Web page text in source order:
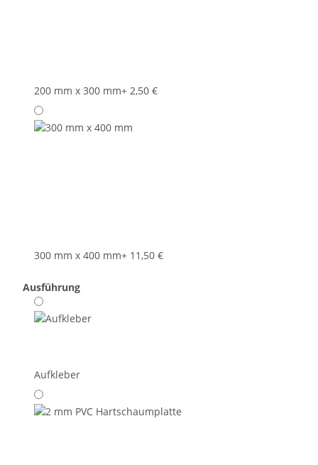
200 mm x 300 mm+ 2,50 €
300 mm x 400 mm+ 11,50 €
Ausführung
Aufkleber